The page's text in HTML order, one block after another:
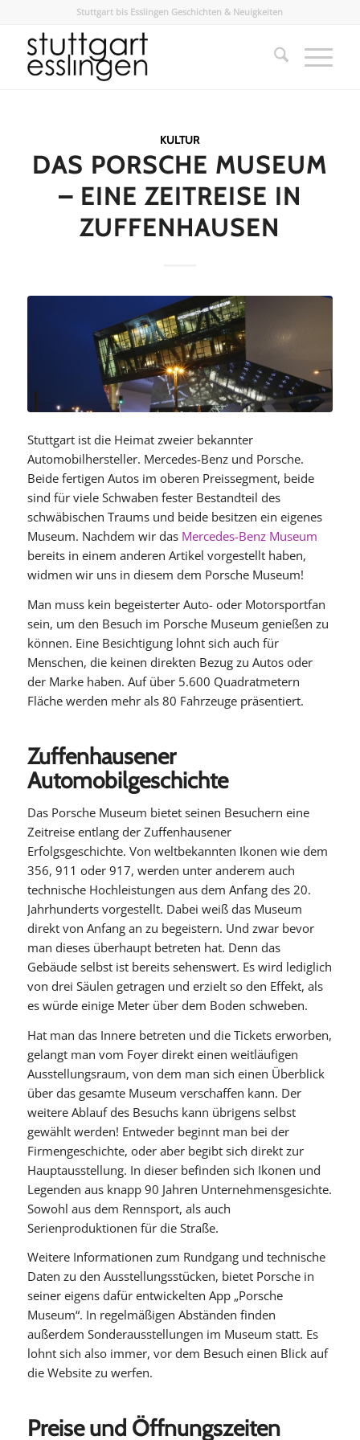
Stuttgart bis Esslingen Geschichten & Neuigkeiten
KULTUR
DAS PORSCHE MUSEUM
– EINE ZEITREISE IN
ZUFFENHAUSEN
Stuttgart ist die Heimat zweier bekannter
Automobilhersteller. Mercedes-Benz und Porsche.
Beide fertigen Autos im oberen Preissegment, beide
sind für viele Schwaben fester Bestandteil des
schwäbischen Traums und beide besitzen ein eigenes
Museum. Nachdem wir das Mercedes-Benz Museum
bereits in einem anderen Artikel vorgestellt haben,
widmen wir uns in diesem dem Porsche Museum!
Man muss kein begeisterter Auto- oder Motorsportfan
sein, um den Besuch im Porsche Museum genießen zu
können. Eine Besichtigung lohnt sich auch für
Menschen, die keinen direkten Bezug zu Autos oder
der Marke haben. Auf über 5.600 Quadratmetern
Fläche werden mehr als 80 Fahrzeuge präsentiert.
Zuffenhausener
Automobilgeschichte
Das Porsche Museum bietet seinen Besuchern eine
Zeitreise entlang der Zuffenhausener
Erfolgsgeschichte. Von weltbekannten Ikonen wie dem
356, 911 oder 917, werden unter anderem auch
technische Hochleistungen aus dem Anfang des 20.
Jahrhunderts vorgestellt. Dabei weiß das Museum
direkt von Anfang an zu begeistern. Und zwar bevor
man dieses überhaupt betreten hat. Denn das
Gebäude selbst ist bereits sehenswert. Es wird lediglich
von drei Säulen getragen und erzielt so den Effekt, als
es würde einige Meter über dem Boden schweben.
Hat man das Innere betreten und die Tickets erworben,
gelangt man vom Foyer direkt einen weitläufigen
Ausstellungsraum, von dem man sich einen Überblick
über das gesamte Museum verschaffen kann. Der
weitere Ablauf des Besuchs kann übrigens selbst
gewählt werden! Entweder beginnt man bei der
Firmengeschichte, oder aber begibt sich direkt zur
Hauptausstellung. In dieser befinden sich Ikonen und
Legenden aus knapp 90 Jahren Unternehmensgesichte.
Sowohl aus dem Rennsport, als auch
Serienproduktionen für die Straße.
Weitere Informationen zum Rundgang und technische
Daten zu den Ausstellungsstücken, bietet Porsche in
seiner eigens dafür entwickelten App „Porsche
Museum“. In regelmäßigen Abständen finden
außerdem Sonderausstellungen im Museum statt. Es
lohnt sich also immer, vor dem Besuch einen Blick auf
die Website zu werfen.
Preise und Öffnungszeiten